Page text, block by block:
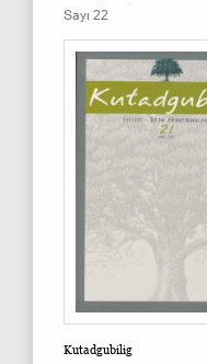
Sayı 22
Kutadgubilig